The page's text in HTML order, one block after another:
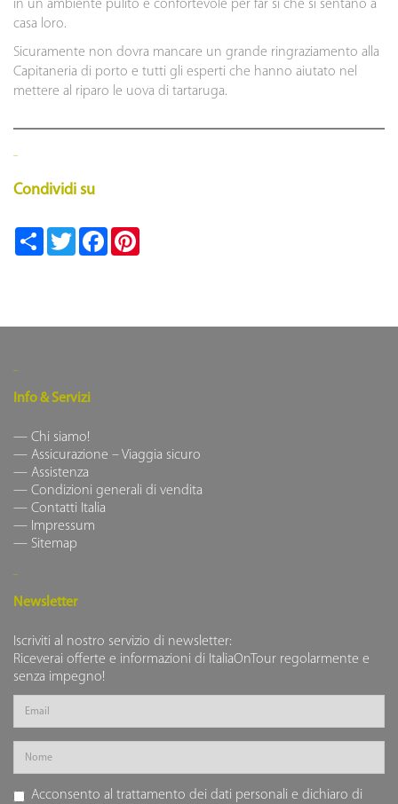
in un ambiente pulito e confortevole per far si che si sentano a
casa loro.
Sicuramente non dovra mancare un grande ringraziamento alla
Capitaneria di porto e tutti gli esperti che hanno aiutato nel
mettere al riparo le uova di tartaruga.
Condividi su
Teilen Twitter Facebook
Info & Servizi
Chi siamo!
Assicurazione – Viaggia sicuro
Assistenza
Condizioni generali di vendita
Contatti Italia
Impressum
Sitemap
Newsletter
Iscriviti al nostro servizio di newsletter:
Riceverai offerte e informazioni di ItaliaOnTour regolarmente e
senza impegno!
Acconsento al trattamento dei dati personali e dichiaro di